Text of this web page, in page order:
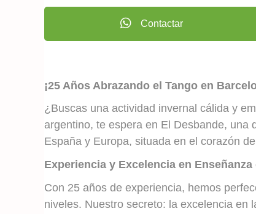
Contactar
¡25 Años Abrazando el Tango en
¿Buscas una actividad invernal cálida y
argentino, te espera en El Desbande, una
España y Europa, situada en el corazón
Experiencia y Excelencia en Enseñanza
Con 25 años de experiencia, hemos
niveles. Nuestro secreto: la excelencia en